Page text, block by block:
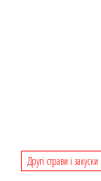
Другі страви і закуски